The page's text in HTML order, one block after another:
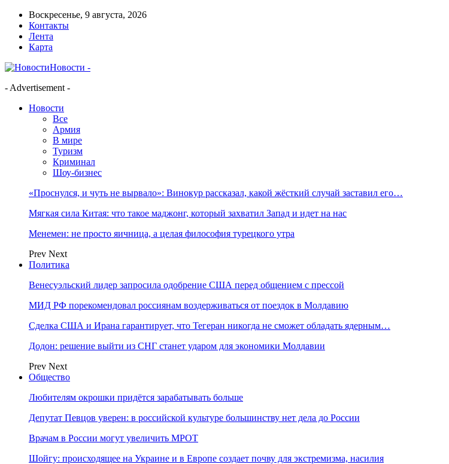
Воскресенье, 9 августа, 2026
Контакты
Лента
Карта
Новости -
- Advertisement -
Новости
Все
Армия
В мире
Туризм
Криминал
Шоу-бизнес
«Проснулся, и чуть не вырвало»: Винокур рассказал, какой жёсткий случай заставил его…
Мягкая сила Китая: что такое маджонг, который захватил Запад и идет на нас
Менемен: не просто яичница, а целая философия турецкого утра
Prev Next
Политика
Венесуэльский лидер запросила одобрение США перед общением с прессой
МИД РФ порекомендовал россиянам воздерживаться от поездок в Молдавию
Сделка США и Ирана гарантирует, что Тегеран никогда не сможет обладать ядерным…
Додон: решение выйти из СНГ станет ударом для экономики Молдавии
Prev Next
Общество
Любителям окрошки придётся зарабатывать больше
Депутат Певцов уверен: в российской культуре большинству нет дела до России
Врачам в России могут увеличить МРОТ
Шойгу: происходящее на Украине и в Европе создает почву для экстремизма, насилия